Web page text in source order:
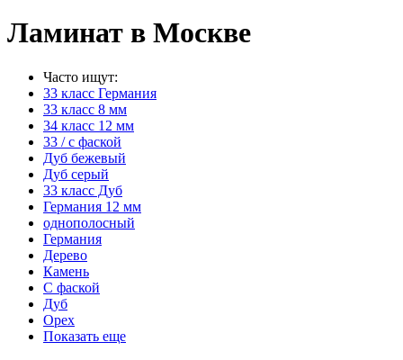
Ламинат в Москве
Часто ищут:
33 класс Германия
33 класс 8 мм
34 класс 12 мм
33 / с фаской
Дуб бежевый
Дуб серый
33 класс Дуб
Германия 12 мм
однополосный
Германия
Дерево
Камень
С фаской
Дуб
Орех
Показать еще